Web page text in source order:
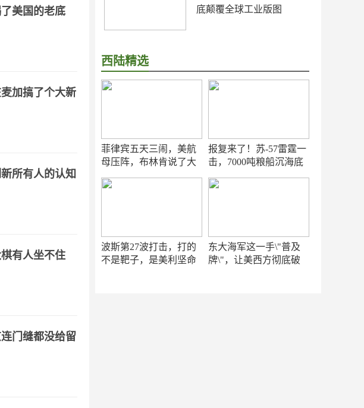
底颠覆全球工业版图
西陆精选
菲律宾五天三闹，美航
母压阵，布林肯说了大
报复来了！苏-57雷霆一
击，7000吨粮船沉海底
波斯第27波打击，打的
不是靶子，是美利坚命
东大海军这一手\"普及
牌\"，让美西方彻底破
美国的老底
加搞了个大新
所有人的认知
有人坐不住
门缝都没给留